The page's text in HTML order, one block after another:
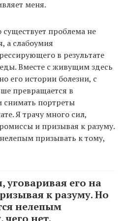
меня.
проблема не
а слабоумия
в результате
Вместе с живущим здесь
его истории болезни, с
превращается в
портреты
Я трачу много сил,
и призывая к разуму.
призывать к тому,
уговаривая его на
к разуму. Но
нелепым
чего нет.